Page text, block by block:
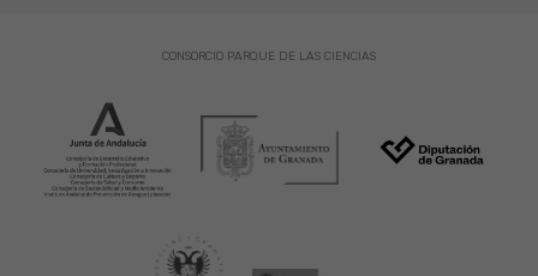
CONSORCIO PARQUE DE LAS CIENCIAS